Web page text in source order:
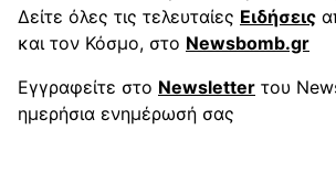
Δείτε όλες τις τελευταίες Ειδήσεις
και τον Κόσμο, στο Newsbomb.gr
Εγγραφείτε στο Newsletter του
ημερήσια ενημέρωσή σας